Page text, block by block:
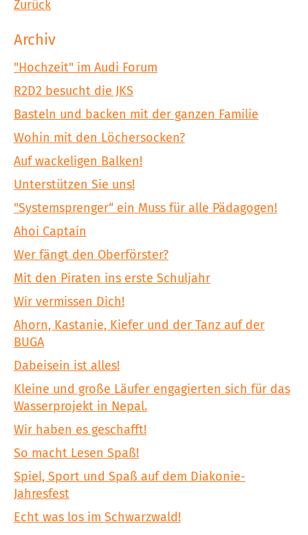
Zurück
Archiv
"Hochzeit" im Audi Forum
R2D2 besucht die JKS
Basteln und backen mit der ganzen Familie
Wohin mit den Löchersocken?
Auf wackeligen Balken!
Unterstützen Sie uns!
"Systemsprenger“ ein Muss für alle Pädagogen!
Ahoi Captain
Wer fängt den Oberförster?
Mit den Piraten ins erste Schuljahr
Wir vermissen Dich!
Ahorn, Kastanie, Kiefer und der Tanz auf der
BUGA
Dabeisein ist alles!
Kleine und große Läufer engagierten sich für das
Wasserprojekt in Nepal.
Wir haben es geschafft!
So macht Lesen Spaß!
Spiel, Sport und Spaß auf dem Diakonie-
Jahresfest
Echt was los im Schwarzwald!